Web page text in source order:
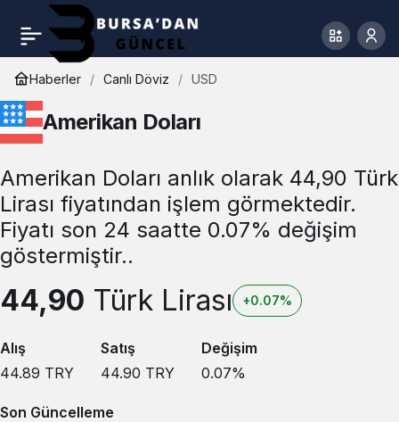
Haberler Canlı Döviz USD
Amerikan Doları
Amerikan Doları anlık olarak 44,90 Türk
Lirası fiyatından işlem görmektedir.
Fiyatı son 24 saatte 0.07% değişim
göstermiştir..
44,90 Türk Lirası +0.07%
Alış
44.89 TRY
Satış
44.90 TRY
Değişim
0.07%
Son Güncelleme